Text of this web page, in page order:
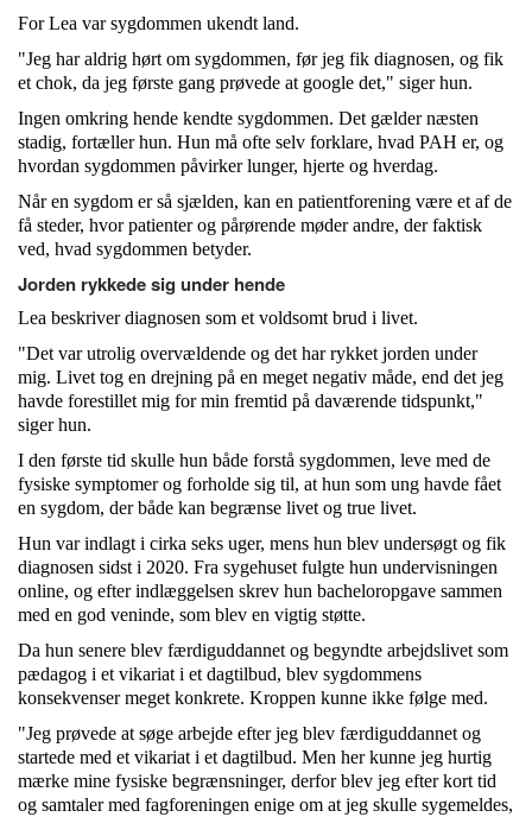
ForLea var sygdommen ukendt land.
"Jeg har aldrig hørt om sygdommen, før jeg fik diagnosen, og fik
et chok, da jeg første gang prøvede at google det," siger hun.
Ingen omkring hende kendte sygdommen. Det gælder næsten
stadig, fortæller hun. Hun må ofte selv forklare, hvad PAH er, og
hvordan sygdommen påvirker lunger, hjerte og hverdag.
Når en sygdom er så sjælden, kan en patientforening være et af de
få steder, hvor patienter og pårørende møder andre, der faktisk
ved, hvad sygdommen betyder.
Jorden rykkede sig under hende
Lea beskriver diagnosen som et voldsomt brud i livet.
"Det var utrolig overvældende og det har rykket jorden under
mig. Livet tog en drejning på en meget negativ måde, end det jeg
havde forestillet mig for min fremtid på daværende tidspunkt,"
siger hun.
I den første tid skulle hun både forstå sygdommen, leve med de
fysiske symptomer og forholde sig til, at hun som ung havde fået
en sygdom, der både kan begrænse livet og true livet.
Hun var indlagt i cirka seks uger, mens hun blev undersøgt og fik
diagnosen sidst i 2020. Fra sygehuset fulgte hun undervisningen
online, og efter indlæggelsen skrev hun bacheloropgave sammen
med en god veninde, som blev en vigtig støtte.
Da hun senere blev færdiguddannet og begyndte arbejdslivet som
pædagog i et vikariat i et dagtilbud, blev sygdommens
konsekvenser meget konkrete. Kroppen kunne ikke følge med.
"Jeg prøvede at søge arbejde efter jeg blev færdiguddannet og
startede med et vikariat i et dagtilbud. Men her kunne jeg hurtig
mærke mine fysiske begrænsninger, derfor blev jeg efter kort tid
og samtaler med fagforeningen enige om at jeg skulle sygemeldes,